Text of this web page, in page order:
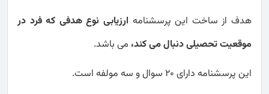
هدف از ساخت این پرسشنامه ارزیابی نوع هدفی که فرد در
موقعیت تحصیلی دنبال می کند، می باشد.
این پرسشنامه دارای 20 سوال و سه مولفه است.